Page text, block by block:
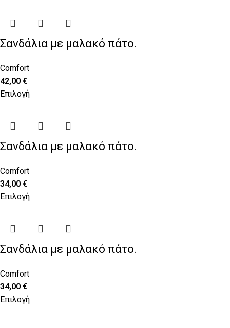
Σανδάλια με μαλακό πάτο.
Comfort
42,00 €
Επιλογή
Σανδάλια με μαλακό πάτο.
Comfort
34,00 €
Επιλογή
Σανδάλια με μαλακό πάτο.
Comfort
34,00 €
Επιλογή